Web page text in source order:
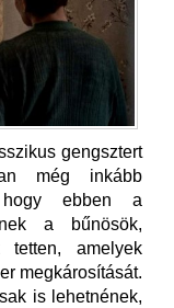
gengsztert
még inkább
hogy ebben a
a bűnösök,
tetten, amelyek
megkárosítását.
is lehetnének,